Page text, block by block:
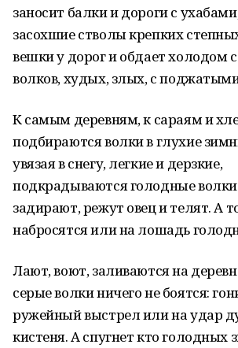
заносит балки и дороги с
засохшие стволы крепких
вешки у дорог и обдает холодом
волков, худых, злых, с
К самым деревням, к сараям и
подбираются волки в глухие
увязая в снегу, легкие и дерзкие,
подкрадываются голодные
задирают, режут овец и телят. А
набросятся или на лошадь
Лают, воют, заливаются на
серые волки ничего не боятся:
ружейный выстрел или на удар
кистеня. А спугнет кто голодных